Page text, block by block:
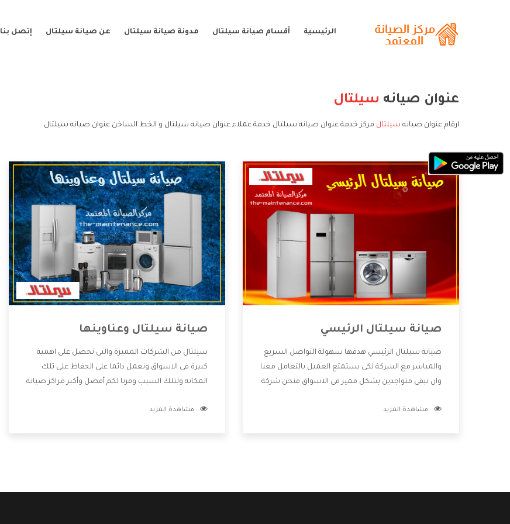
الرئيسية أقسام صيانة سيلتال مدونة صيانة سيلتال عن صيانة سيلتال إتصل بنا
عنوان صيانه سيلتال
ارقام عنوان صيانه سيلتال مركز خدمة عنوان صيانه سيلتال خدمة عملاء عنوان صيانه سيلتال و الخط الساخن عنوان صيانه سيلتال.
صيانة سيلتال الرئيسي
صيانة سيلتال الرئيسي هدفها سهولة التواصل السريع
والمباشر مع الشركة لكى يستمتع العميل بالتعامل معنا
وان نبقى متواجدين بشكل مميز فى الاسواق فنحن شركة
بالخدمات التى تنفرد الشركة بها والتى تكون منها خدمة
مشاهدة المزيد
صيانة سيلتال وعناوينها
سيلتال من الشركات المميزة والتى تحصل على اهمية
كبيرة فى الاسواق وتعمل دائما على الحفاظ على تلك
المكانه ولتلك السبب وفرنا لكم أفضل وأكبر مراكز صيانة
ويستطيع القيام بتصليح جميع المنتجات دون اى ازعاج
مشاهدة المزيد